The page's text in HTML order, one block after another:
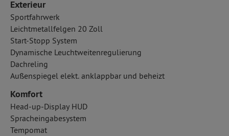
Exterieur
Sportfahrwerk
Leichtmetallfelgen 20 Zoll
Start-Stopp System
Dynamische Leuchtweitenregulierung
Dachreling
Außenspiegel elekt. anklappbar und beheizt
Komfort
Head-up-Display HUD
Spracheingabesystem
Tempomat